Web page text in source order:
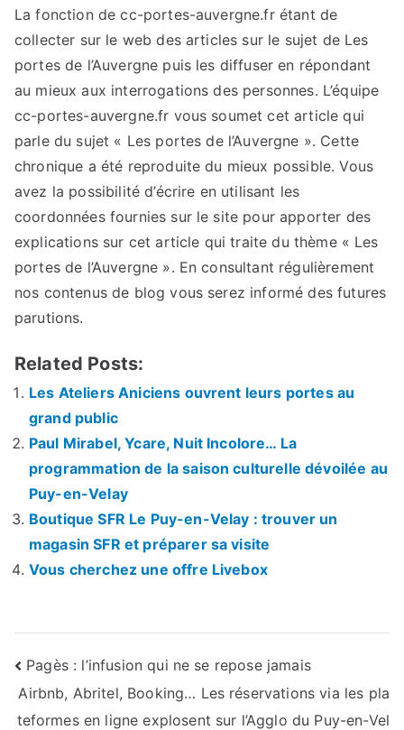
La fonction de cc-portes-auvergne.fr étant de
collecter sur le web des articles sur le sujet de Les
portes de l’Auvergne puis les diffuser en répondant
au mieux aux interrogations des personnes. L’équipe
cc-portes-auvergne.fr vous soumet cet article qui
parle du sujet « Les portes de l’Auvergne ». Cette
chronique a été reproduite du mieux possible. Vous
avez la possibilité d’écrire en utilisant les
coordonnées fournies sur le site pour apporter des
explications sur cet article qui traite du thème « Les
portes de l’Auvergne ». En consultant régulièrement
nos contenus de blog vous serez informé des futures
parutions.
Related Posts:
Les Ateliers Aniciens ouvrent leurs portes au
grand public
Paul Mirabel, Ycare, Nuit Incolore… La
programmation de la saison culturelle dévoilée au
Puy-en-Velay
Boutique SFR Le Puy-en-Velay : trouver un
magasin SFR et préparer sa visite
Vous cherchez une offre Livebox
Navigation
de
Pagès : l’infusion qui ne se repose jamais
Airbnb, Abritel, Booking… Les réservations via les pla
teformes en ligne explosent sur l’Agglo du Puy-en-Vel